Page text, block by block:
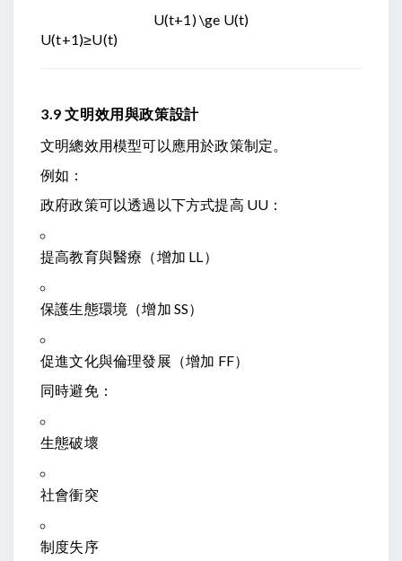
U(t+1) \ge U(t)
U(t+1)≥U(t)
3.9 文明效用與政策設計
文明總效用模型可以應用於政策制定。
例如：
政府政策可以透過以下方式提高 UU ：
提高教育與醫療（增加 LL）
保護生態環境（增加 SS）
促進文化與倫理發展（增加 FF）
同時避免：
生態破壞
社會衝突
制度失序